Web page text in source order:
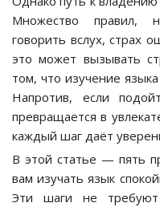
Множество правил,
говорить вслух, страх
это может вызывать
том, что изучение
Напротив, если
превращается в
каждый шаг даёт
В этой статье — пять
вам изучать язык
Эти шаги не требуют